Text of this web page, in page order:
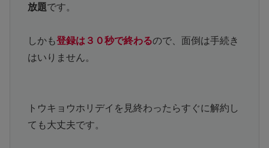
放題です。
しかも登録は３０秒で終わるので、面倒は手続き
はいりません。
トウキョウホリデイを見終わったらすぐに解約し
ても大丈夫です。